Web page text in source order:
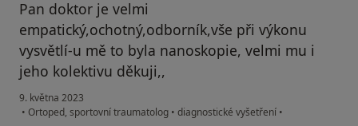
Pan doktor je velmi
empatický,ochotný,odborník,vše při výkonu
vysvětlí-u mě to byla nanoskopie, velmi mu i
jeho kolektivu děkuji,,
9. května 2023
• Ortoped, sportovní traumatolog • diagnostické vyšetření •